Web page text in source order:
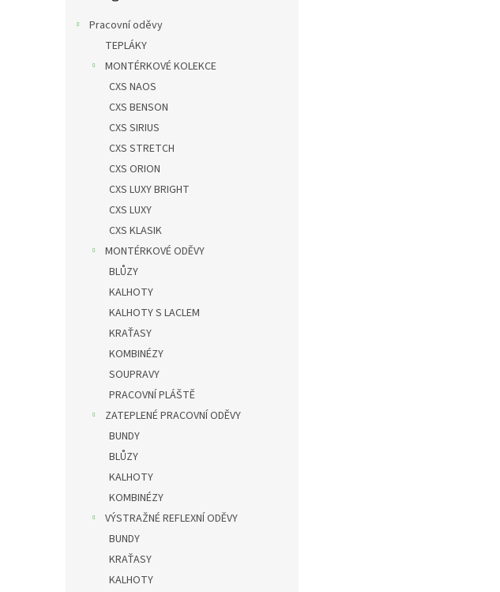
Pracovní oděvy
TEPLÁKY
MONTÉRKOVÉ KOLEKCE
CXS NAOS
CXS BENSON
CXS SIRIUS
CXS STRETCH
CXS ORION
CXS LUXY BRIGHT
CXS LUXY
CXS KLASIK
MONTÉRKOVÉ ODĚVY
BLŮZY
KALHOTY
KALHOTY S LACLEM
KRAŤASY
KOMBINÉZY
SOUPRAVY
PRACOVNÍ PLÁŠTĚ
ZATEPLENÉ PRACOVNÍ ODĚVY
BUNDY
BLŮZY
KALHOTY
KOMBINÉZY
VÝSTRAŽNÉ REFLEXNÍ ODĚVY
BUNDY
KRAŤASY
KALHOTY